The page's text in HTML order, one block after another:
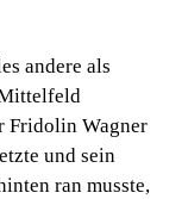
andere als
Fridolin Wagner
und sein
ran musste,